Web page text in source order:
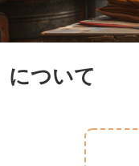
について